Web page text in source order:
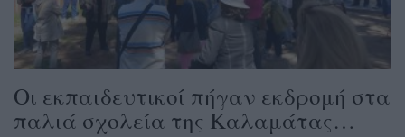
Οι εκπαιδευτικοί πήγαν εκδρομή στα
παλιά σχολεία της Καλαμάτας…